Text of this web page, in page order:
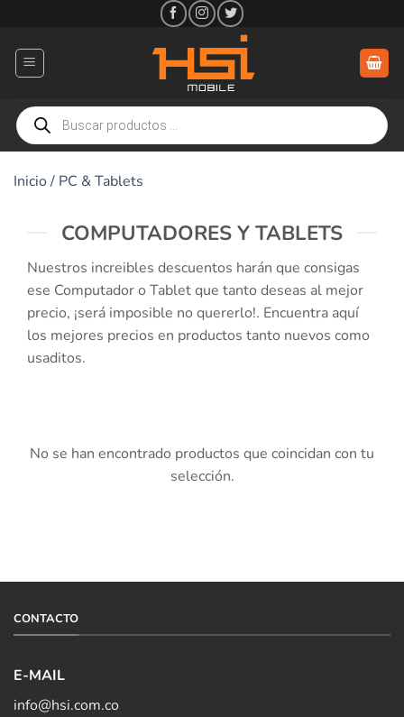
contenido
Búsqueda
de
productos
Inicio/ PC & Tablets
COMPUTADORES Y TABLETS
Nuestros increibles descuentos harán que consigas
ese Computador o Tablet que tanto deseas al mejor
precio, ¡será imposible no quererlo!. Encuentra aquí
los mejores precios en productos tanto nuevos como
usaditos.
No se han encontrado productos que coincidan con tu
selección.
CONTACTO
E-MAIL
info@hsi.com.co